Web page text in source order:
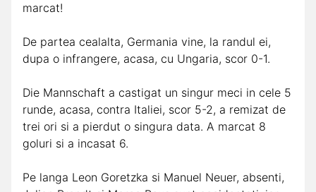
marcat!
De partea cealalta, Germania vine, la randul ei,
dupa o infrangere, acasa, cu Ungaria, scor 0-1.
Die Mannschaft a castigat un singur meci in cele 5
runde, acasa, contra Italiei, scor 5-2, a remizat de
trei ori si a pierdut o singura data. A marcat 8
goluri si a incasat 6.
Pe langa Leon Goretzka si Manuel Neuer, absenti,